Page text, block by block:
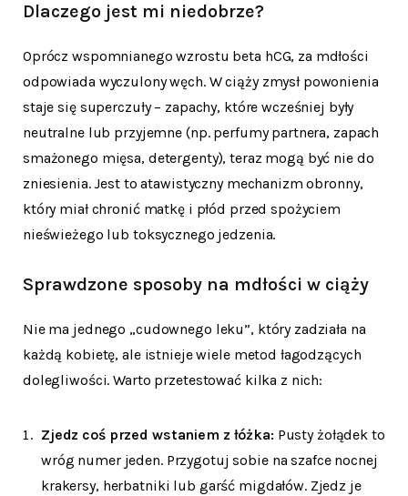
Dlaczego jest mi niedobrze?
Oprócz wspomnianego wzrostu beta hCG, za mdłości
odpowiada wyczulony węch. W ciąży zmysł powonienia
staje się superczuły – zapachy, które wcześniej były
neutralne lub przyjemne (np. perfumy partnera, zapach
smażonego mięsa, detergenty), teraz mogą być nie do
zniesienia. Jest to atawistyczny mechanizm obronny,
który miał chronić matkę i płód przed spożyciem
nieświeżego lub toksycznego jedzenia.
Sprawdzone sposoby na mdłości w ciąży
Nie ma jednego „cudownego leku”, który zadziała na
każdą kobietę, ale istnieje wiele metod łagodzących
dolegliwości. Warto przetestować kilka z nich:
Zjedz coś przed wstaniem z łóżka: Pusty żołądek to
wróg numer jeden. Przygotuj sobie na szafce nocnej
krakersy, herbatniki lub garść migdałów. Zjedz je